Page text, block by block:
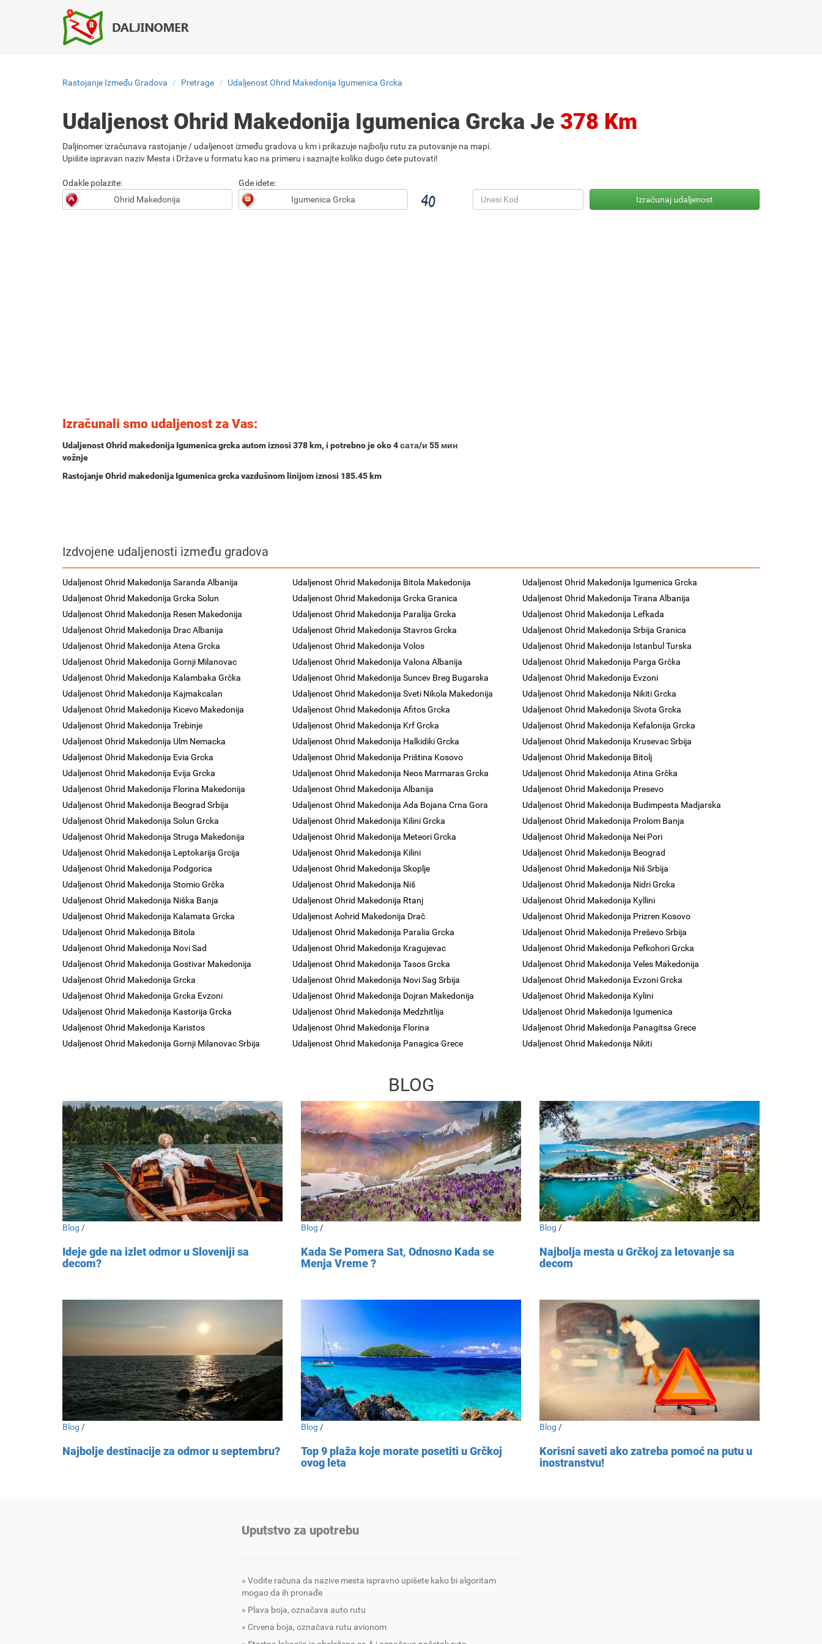
Rastojanje Između Gradova Pretrage Udaljenost Ohrid Makedonija Igumenica Grcka
Udaljenost Ohrid Makedonija Igumenica Grcka Je 378 Km
Daljinomer izračunava rastojanje / udaljenost između gradova u km i prikazuje najbolju rutu za putovanje na mapi.
Upišite ispravan naziv Mesta i Države u formatu kao na primeru i saznajte koliko dugo ćete putovati!
Odakle polazite: Gde idete:
Izračunali smo udaljenost za Vas:
Udaljenost Ohrid makedonija Igumenica grcka autom iznosi 378 km, i potrebno je oko4 сата/и 55 мин
vožnje
Rastojanje Ohrid makedonija Igumenica grcka vazdušnom linijom iznosi 185.45 km
Izdvojene udaljenosti između gradova
Udaljenost Ohrid Makedonija Saranda Albanija Udaljenost Ohrid Makedonija Bitola Makedonija
Udaljenost Ohrid Makedonija Igumenica Grcka
Udaljenost Ohrid Makedonija Grcka Solun
Udaljenost Ohrid Makedonija Grcka Granica
Udaljenost Ohrid Makedonija Tirana Albanija
Udaljenost Ohrid Makedonija Resen Makedonija
Udaljenost Ohrid Makedonija Paralija Grcka
Udaljenost Ohrid Makedonija Lefkada
Udaljenost Ohrid Makedonija Drac Albanija
Udaljenost Ohrid Makedonija Stavros Grcka
Udaljenost Ohrid Makedonija Srbija Granica
Udaljenost Ohrid Makedonija Atena Grcka
Udaljenost Ohrid Makedonija Volos
Udaljenost Ohrid Makedonija Istanbul Turska
Udaljenost Ohrid Makedonija Gornji Milanovac
Udaljenost Ohrid Makedonija Valona Albanija
Udaljenost Ohrid Makedonija Parga Grčka
Udaljenost Ohrid Makedonija Kalambaka Grčka
Udaljenost Ohrid Makedonija Suncev Breg Bugarska
Udaljenost Ohrid Makedonija Evzoni
Udaljenost Ohrid Makedonija Kajmakcalan
Udaljenost Ohrid Makedonija Sveti Nikola Makedonija
Udaljenost Ohrid Makedonija Nikiti Grcka
Udaljenost Ohrid Makedonija Kicevo Makedonija
Udaljenost Ohrid Makedonija Afitos Grcka
Udaljenost Ohrid Makedonija Sivota Grcka
Udaljenost Ohrid Makedonija Trebinje
Udaljenost Ohrid Makedonija Krf Grcka
Udaljenost Ohrid Makedonija Kefalonija Grcka
Udaljenost Ohrid Makedonija Ulm Nemacka
Udaljenost Ohrid Makedonija Halkidiki Grcka
Udaljenost Ohrid Makedonija Krusevac Srbija
Udaljenost Ohrid Makedonija Evia Grcka
Udaljenost Ohrid Makedonija Priština Kosovo
Udaljenost Ohrid Makedonija Bitolj
Udaljenost Ohrid Makedonija Evija Grcka
Udaljenost Ohrid Makedonija Neos Marmaras Grcka
Udaljenost Ohrid Makedonija Atina Grčka
Udaljenost Ohrid Makedonija Florina Makedonija
Udaljenost Ohrid Makedonija Albanija
Udaljenost Ohrid Makedonija Presevo
Udaljenost Ohrid Makedonija Beograd Srbija
Udaljenost Ohrid Makedonija Ada Bojana Crna Gora
Udaljenost Ohrid Makedonija Budimpesta Madjarska
Udaljenost Ohrid Makedonija Solun Grcka
Udaljenost Ohrid Makedonija Kilini Grcka
Udaljenost Ohrid Makedonija Prolom Banja
Udaljenost Ohrid Makedonija Struga Makedonija
Udaljenost Ohrid Makedonija Meteori Grcka
Udaljenost Ohrid Makedonija Nei Pori
Udaljenost Ohrid Makedonija Leptokarija Grcija
Udaljenost Ohrid Makedonija Kilini
Udaljenost Ohrid Makedonija Beograd
Udaljenost Ohrid Makedonija Podgorica
Udaljenost Ohrid Makedonija Skoplje
Udaljenost Ohrid Makedonija Niš Srbija
Udaljenost Ohrid Makedonija Stomio Grčka
Udaljenost Ohrid Makedonija Niš
Udaljenost Ohrid Makedonija Nidri Grcka
Udaljenost Ohrid Makedonija Niška Banja
Udaljenost Ohrid Makedonija Rtanj
Udaljenost Ohrid Makedonija Kyllini
Udaljenost Ohrid Makedonija Kalamata Grcka
Udaljenost Aohrid Makedonija Drač
Udaljenost Ohrid Makedonija Prizren Kosovo
Udaljenost Ohrid Makedonija Bitola
Udaljenost Ohrid Makedonija Paralia Grcka
Udaljenost Ohrid Makedonija Preševo Srbija
Udaljenost Ohrid Makedonija Novi Sad
Udaljenost Ohrid Makedonija Kragujevac
Udaljenost Ohrid Makedonija Pefkohori Grcka
Udaljenost Ohrid Makedonija Gostivar Makedonija
Udaljenost Ohrid Makedonija Tasos Grcka
Udaljenost Ohrid Makedonija Veles Makedonija
Udaljenost Ohrid Makedonija Grcka
Udaljenost Ohrid Makedonija Novi Sag Srbija
Udaljenost Ohrid Makedonija Evzoni Grcka
Udaljenost Ohrid Makedonija Grcka Evzoni
Udaljenost Ohrid Makedonija Dojran Makedonija
Udaljenost Ohrid Makedonija Kylini
Udaljenost Ohrid Makedonija Kastorija Grcka
Udaljenost Ohrid Makedonija Medzhitlija
Udaljenost Ohrid Makedonija Igumenica
Udaljenost Ohrid Makedonija Karistos
Udaljenost Ohrid Makedonija Florina
Udaljenost Ohrid Makedonija Panagitsa Grece
Udaljenost Ohrid Makedonija Gornji Milanovac Srbija
Udaljenost Ohrid Makedonija Panagica Grece Udaljenost Ohrid Makedonija Nikiti
BLOG
Blog /
Ideje gde na izlet odmor u Sloveniji sa
decom?
Blog /
Kada Se Pomera Sat, Odnosno Kada se
Menja Vreme ?
Blog /
Najbolja mesta u Grčkoj za letovanje sa
decom
Blog /
Najbolje destinacije za odmor u septembru?
Blog /
Top 9 plaža koje morate posetiti u Grčkoj
ovog leta
Blog /
Korisni saveti ako zatreba pomoć na putu u
inostranstvu!
Uputstvo za upotrebu
Vodite računa da nazive mesta ispravno upišete kako bi algoritam
mogao da ih pronađe
Plava boja, označava auto rutu
Crvena boja, označava rutu avionom